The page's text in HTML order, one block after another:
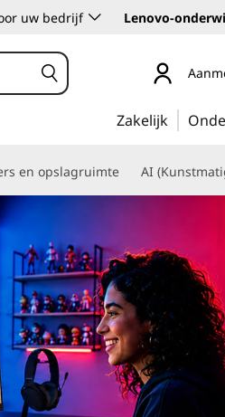
uw bedrijf Lenovo-
Zakelijk
en opslagruimte AI